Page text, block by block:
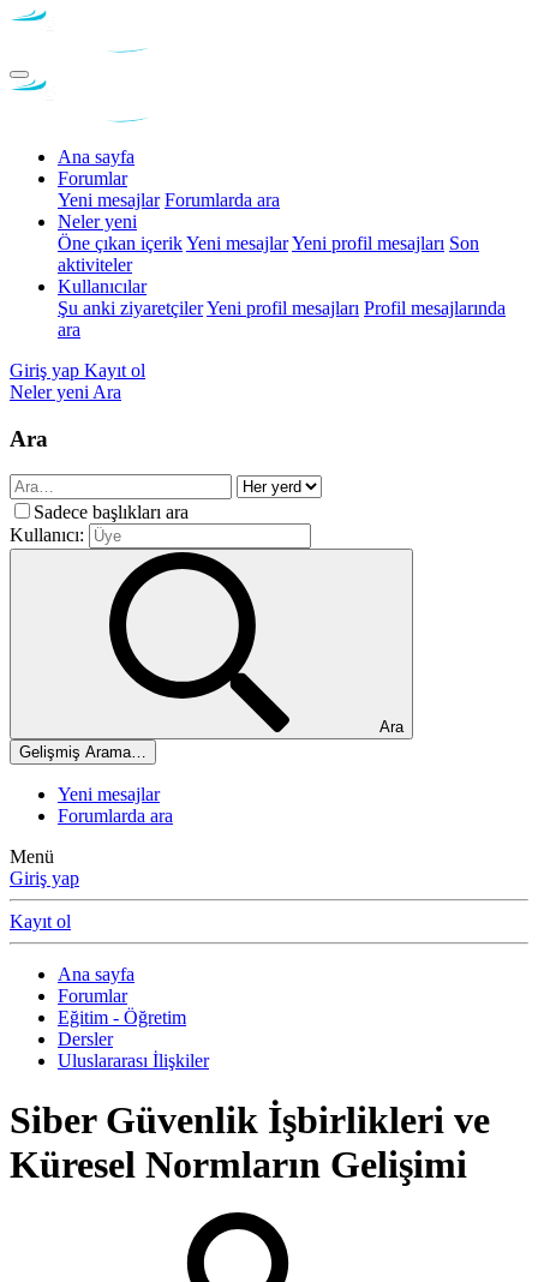
Ana sayfa
Forumlar
Yeni mesajlar Forumlarda ara
Neler yeni
Öne çıkan içerikYeni mesajlarYeni profil mesajları Son
aktiviteler
Kullanıcılar
Şu anki ziyaretçilerYeni profil mesajları Profil mesajlarında
ara
Giriş yap Kayıt ol
Neler yeni Ara
Ara
Sadece başlıkları ara
Kullanıcı:
Ara
Gelişmiş Arama…
Yeni mesajlar
Forumlarda ara
Menü
Giriş yap
Kayıt ol
Ana sayfa
Forumlar
Eğitim - Öğretim
Dersler
Uluslararası İlişkiler
Siber Güvenlik İşbirlikleri ve
Küresel Normların Gelişimi